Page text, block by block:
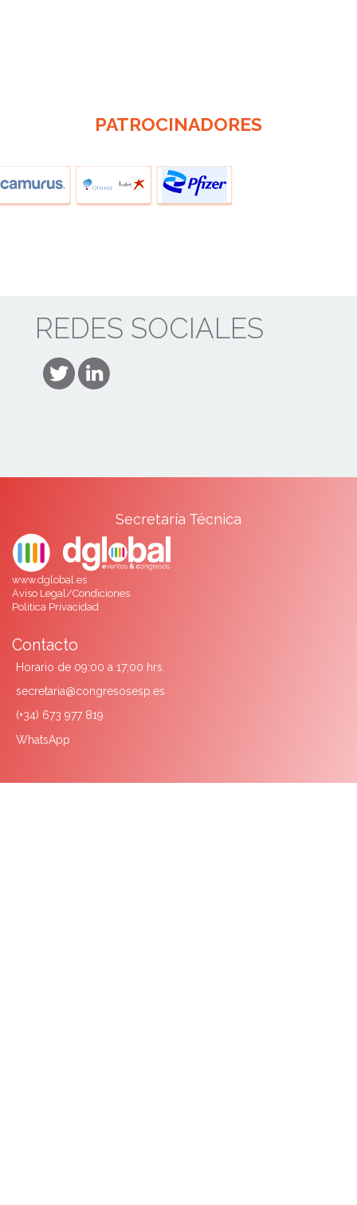
PATROCINADORES
REDES SOCIALES
Secretaría Técnica
www.dglobal.es
Aviso Legal/Condiciones
Politica Privacidad
Contacto
Horario de 09:00 a 17:00 hrs.
secretaria@congresosesp.es
(+34) 673 977 819
WhatsApp